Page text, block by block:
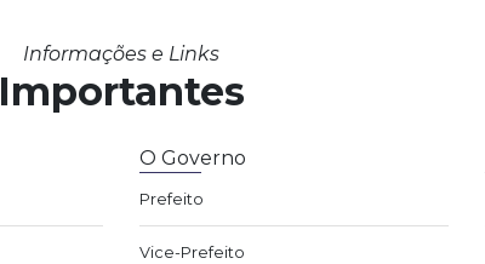
Informações e Links
Importantes
O Governo
Prefeito
Vice-Prefeito